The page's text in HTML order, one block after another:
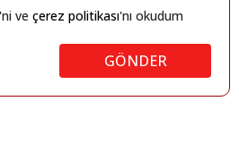
'ni ve çerez politikası'nı okudum
GÖNDER